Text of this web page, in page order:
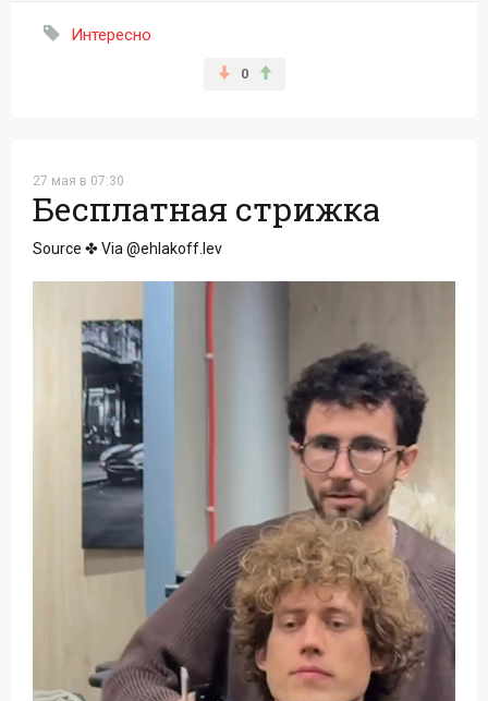
Интересно
0
27 мая в 07:30
Бесплатная стрижка
Source ✤ Via @ehlakoff.lev